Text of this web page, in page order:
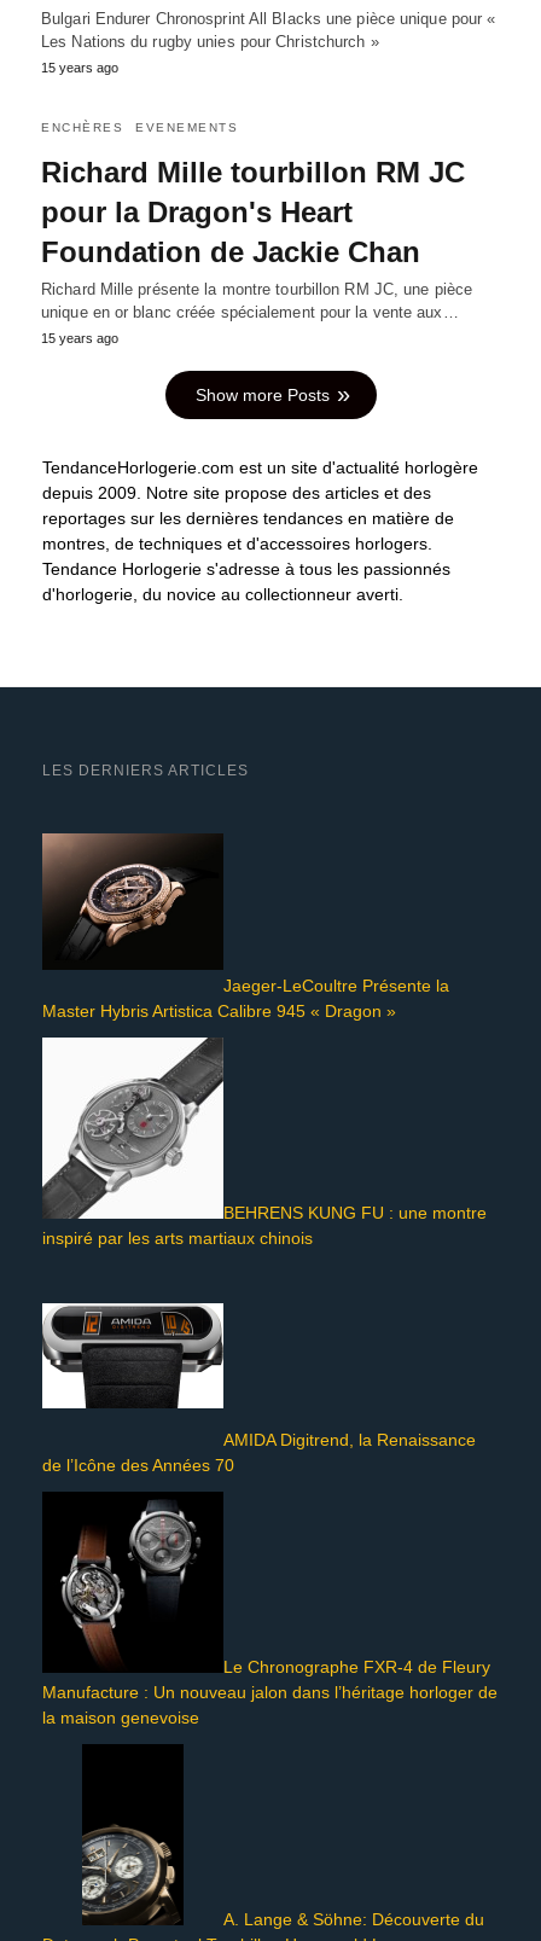
Bulgari Endurer Chronosprint All Blacks une pièce unique pour «
Les Nations du rugby unies pour Christchurch »
15 years ago
ENCHÈRES EVENEMENTS
Richard Mille tourbillon RM JC
pour la Dragon's Heart
Foundation de Jackie Chan
Richard Mille présente la montre tourbillon RM JC, une pièce
unique en or blanc créée spécialement pour la vente aux…
15 years ago
Show more Posts
TendanceHorlogerie.com est un site d'actualité horlogère
depuis 2009. Notre site propose des articles et des
reportages sur les dernières tendances en matière de
montres, de techniques et d'accessoires horlogers.
Tendance Horlogerie s'adresse à tous les passionnés
d'horlogerie, du novice au collectionneur averti.
LES DERNIERS ARTICLES
Jaeger-LeCoultre Présente la
Master Hybris Artistica Calibre 945 « Dragon »
BEHRENS KUNG FU : une montre
inspiré par les arts martiaux chinois
AMIDA Digitrend, la Renaissance
de l’Icône des Années 70
Le Chronographe FXR-4 de Fleury
Manufacture : Un nouveau jalon dans l’héritage horloger de
la maison genevoise
A. Lange & Söhne: Découverte du